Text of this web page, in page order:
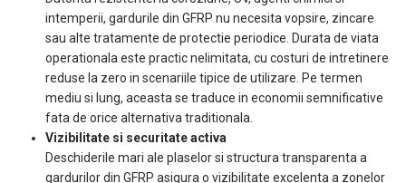
intemperii, gardurile din GFRP nu necesita vopsire, zincare
sau alte tratamente de protectie periodice. Durata de viata
operationala este practic nelimitata, cu costuri de intretinere
reduse la zero in scenariile tipice de utilizare. Pe termen
mediu si lung, aceasta se traduce in economii semnificative
fata de orice alternativa traditionala.
Vizibilitate si securitate activa
Deschiderile mari ale plaselor si structura transparenta a
gardurilor din GFRP asigura o vizibilitate excelenta a zonelor